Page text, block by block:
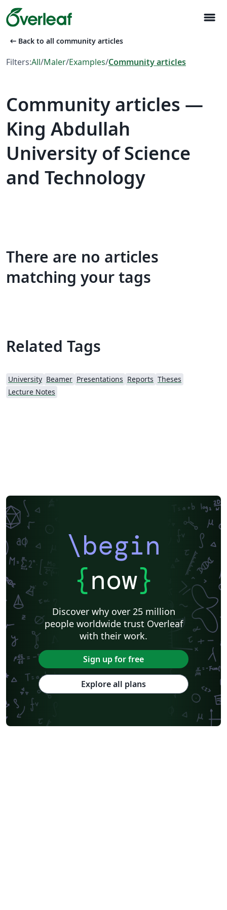
menu
arrow_left_alt Back to all community articles
Filters:All/Maler/Examples/Community articles
Community articles —
King Abdullah
University of Science
and Technology
There are no articles
matching your tags
Related Tags
University Beamer Presentations Reports Theses
Lecture Notes
\begin
{now}
Discover why over 25 million
people worldwide trust Overleaf
with their work.
Sign up for free
Explore all plans